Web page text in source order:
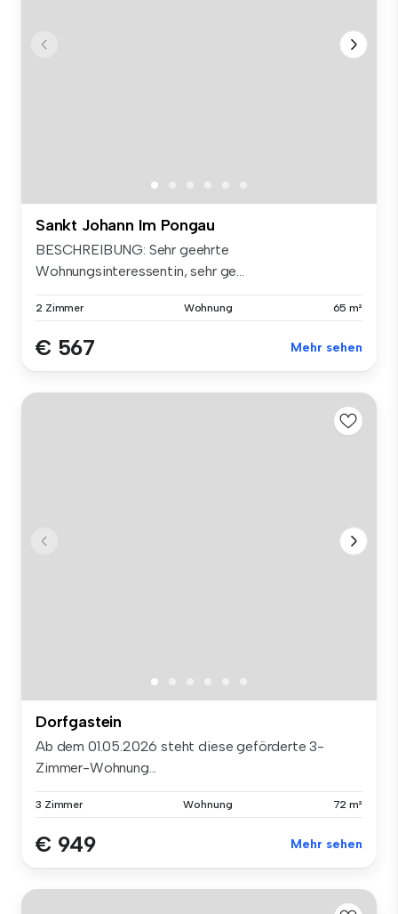
Sankt Johann Im Pongau
BESCHREIBUNG: Sehr geehrte
Wohnungsinteressentin, sehr ge...
2 Zimmer Wohnung 65 m²
€ 567 Mehr sehen
Dorfgastein
Ab dem 01.05.2026 steht diese geförderte 3-
Zimmer-Wohnung...
3 Zimmer Wohnung 72 m²
€ 949 Mehr sehen